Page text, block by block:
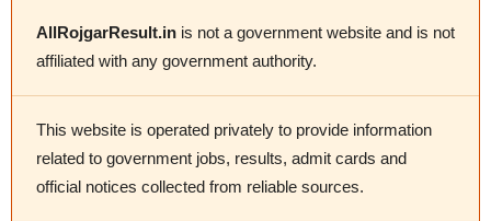
AllRojgarResult.in is not a government website and is not
affiliated with any government authority.
This website is operated privately to provide information
related to government jobs, results, admit cards and
official notices collected from reliable sources.